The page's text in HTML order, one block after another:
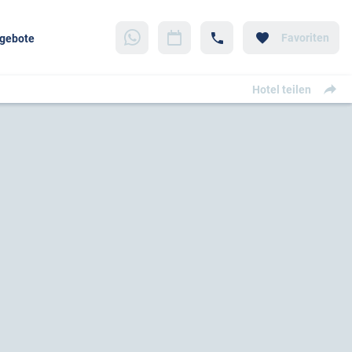
Favoriten
Hotel teilen